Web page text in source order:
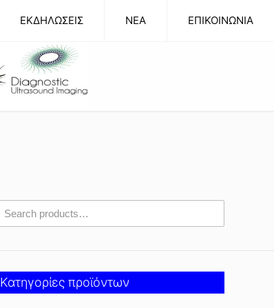
ΕΚΔΗΛΩΣΕΙΣ NEA ΕΠΙΚΟΙΝΩΝΙΑ
Κατηγορίες προϊόντων